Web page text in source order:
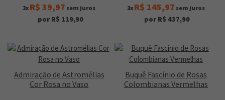
3x R$ 39,97 sem juros
por R$ 119,90
3x R$ 145,97 sem juros
por R$ 437,90
Admiração de Astromélias
Cor Rosa no Vaso
Buquê Fascínio de Rosas
Colombianas Vermelhas